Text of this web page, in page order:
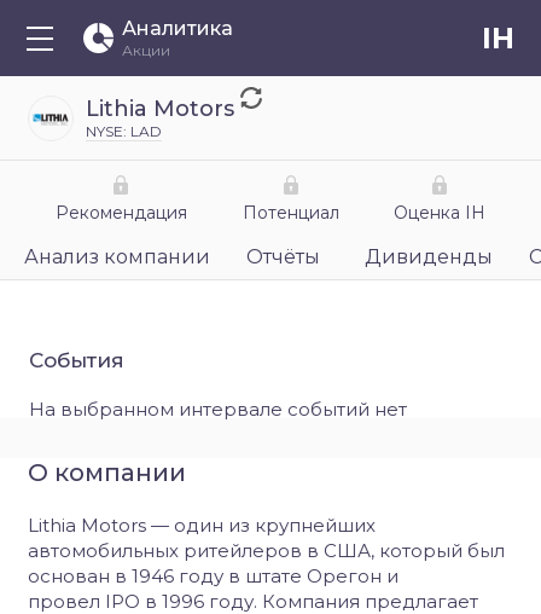
Аналитика
Акции IH
Lithia Motors
NYSE: LAD
Рекомендация Потенциал Оценка IH
Анализ компании Отчёты Дивиденды
События
На выбранном интервале событий нет
О компании
Lithia Motors — один из крупнейших
автомобильных ритейлеров в США, который был
основан в 1946 году в штате Орегон и
провел IPO в 1996 году. Компания предлагает